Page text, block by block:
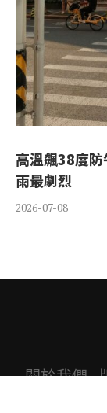
高溫飆38度
雨最劇烈
2026-07-08
關於我們